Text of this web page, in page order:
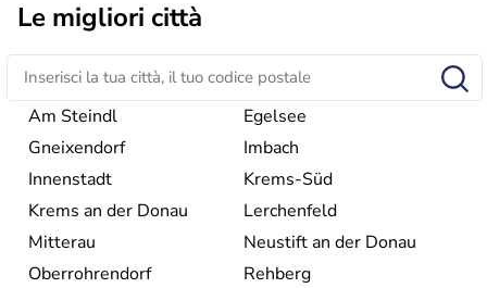
Le migliori città
Am Steindl
Egelsee
Gneixendorf
Imbach
Innenstadt
Krems-Süd
Krems an der Donau
Lerchenfeld
Mitterau
Neustift an der Donau
Oberrohrendorf
Rehberg